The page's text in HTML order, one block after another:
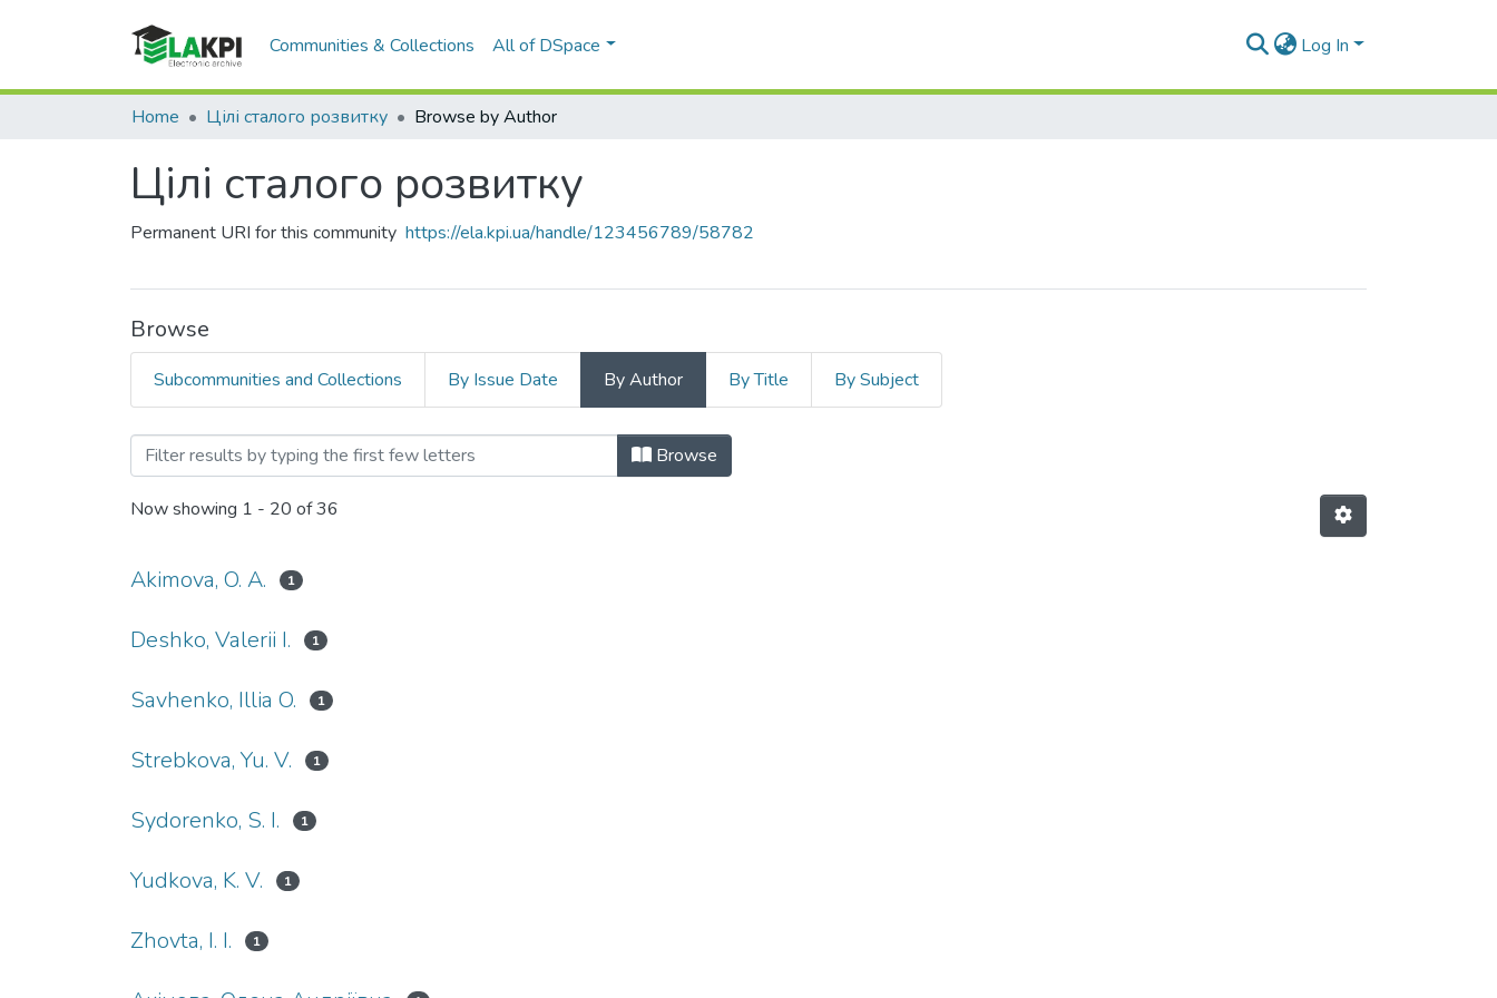
Communities & Collections All of DSpace Log In
Home Цілі сталого розвитку Browse by Author
Цілі сталого розвитку
Permanent URI for this community https://ela.kpi.ua/handle/123456789/58782
Browse
Subcommunities and Collections By Issue Date By Author By Title By Subject
Browsing Цілі сталого розвитку by Author
Browse
Now showing 1 - 20 of 36
Akimova, O. A. 1
Deshko, Valerii I. 1
Savhenko, Illia O. 1
Strebkova, Yu. V. 1
Sydorenko, S. I. 1
Yudkova, K. V. 1
Zhovta, I. I. 1